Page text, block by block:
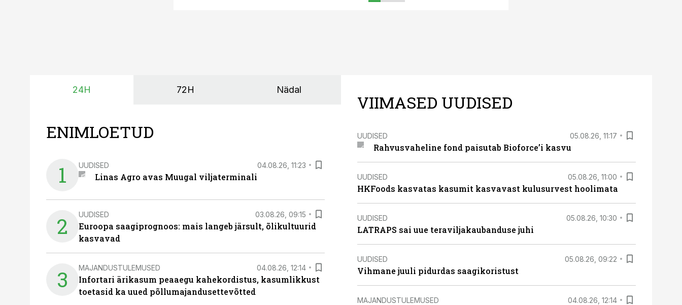
24H 72H Nädal
ENIMLOETUD
1 UUDISED 04.08.26, 11:23
Linas Agro avas Muugal viljaterminali
2 UUDISED 03.08.26, 09:15
Euroopa saagiprognoos: mais langeb järsult, õlikultuurid
kasvavad
3 MAJANDUSTULEMUSED 04.08.26, 12:14
Infortari ärikasum peaaegu kahekordistus, kasumlikkust
toetasid ka uued põllumajandusettevõtted
VIIMASED UUDISED
UUDISED 05.08.26, 11:17
Rahvusvaheline fond paisutab Bioforce’i kasvu
UUDISED 05.08.26, 11:00
HKFoods kasvatas kasumit kasvavast kulusurvest hoolimata
UUDISED 05.08.26, 10:30
LATRAPS sai uue teraviljakaubanduse juhi
UUDISED 05.08.26, 09:22
Vihmane juuli pidurdas saagikoristust
MAJANDUSTULEMUSED 04.08.26, 12:14